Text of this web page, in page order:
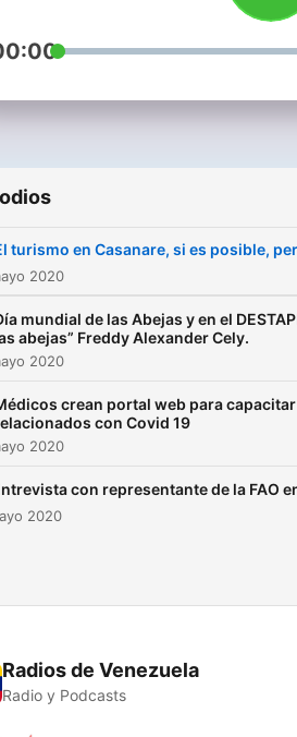
turismo en Casanare, si es posible,
2020
mundial de las Abejas y en el
abejas” Freddy Alexander Cely.
2020
crean portal web para
con Covid 19
2020
con representante de la FAO
2020
Radios de Venezuela
Radio y Podcasts